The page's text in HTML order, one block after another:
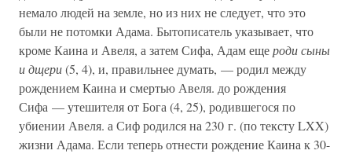
немало людей на земле, но из них не следует, что это
были не потомки Адама. Бытописатель указывает, что
кроме Каина и Авеля, а затем Сифа, Адам ещероди сыны
и дщери(5, 4), и, правильнее думать, — родил между
рождением Каина и смертью Авеля. до рождения
Сифа — утешителя от Бога (4, 25), родившегося по
убиении Авеля. а Сиф родился на 230 г. (по тексту LXX)
жизни Адама. Если теперь отнести рождение Каина к 30-